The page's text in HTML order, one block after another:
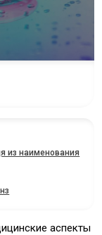
из наименования
аспекты